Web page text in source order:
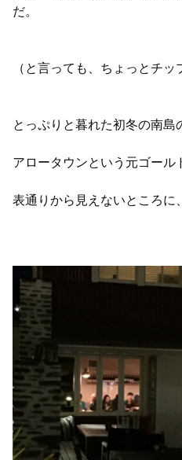
だ。
（と言っても、ちょっとチッ
とっぷりと暮れた初冬の南島
アロータウンという元ゴール
表通りから見えないところに